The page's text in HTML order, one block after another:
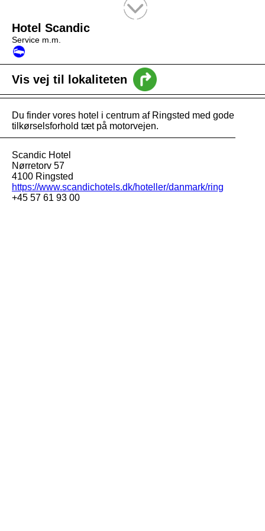
Hotel Scandic
Service m.m.
Vis vej til lokaliteten
Du finder vores hotel i centrum af Ringsted med gode
tilkørselsforhold tæt på motorvejen.
Scandic Hotel
Nørretorv 57
4100 Ringsted
https://www.scandichotels.dk/hoteller/danmark/ring
+45 57 61 93 00